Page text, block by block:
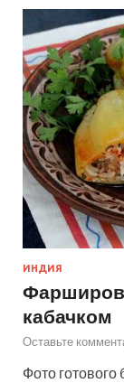
ИНДИЯ
кабачком
Оставьте
Фото